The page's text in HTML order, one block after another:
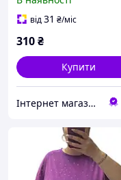
від31 ₴/міс
310₴
Купити
Інтернет магазин Zheneva